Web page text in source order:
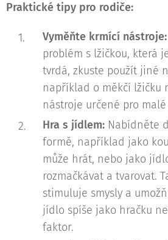
Praktické tipy pro rodiče:
Vyměňte krmící nástroje:
problém s lžičkou, která
tvrdá, zkuste použít jiné
například o měkčí lžičku
nástroje určené pro
Hra s jídlem: Nabídněte
formě, například jako
může hrát, nebo jako
rozmačkávat a tvarovat.
stimuluje smysly a
jídlo spíše jako hračku
faktor.